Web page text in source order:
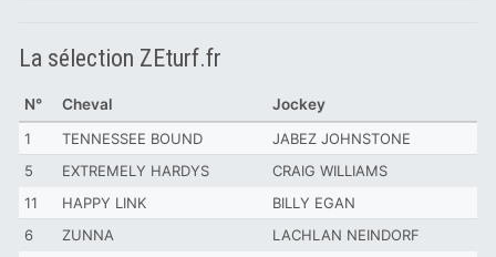
La sélection ZEturf.fr
N° Cheval
Jockey
1
TENNESSEE BOUND
JABEZ JOHNSTONE
5
EXTREMELY HARDYS
CRAIG WILLIAMS
11
HAPPY LINK
BILLY EGAN
6
ZUNNA
LACHLAN NEINDORF